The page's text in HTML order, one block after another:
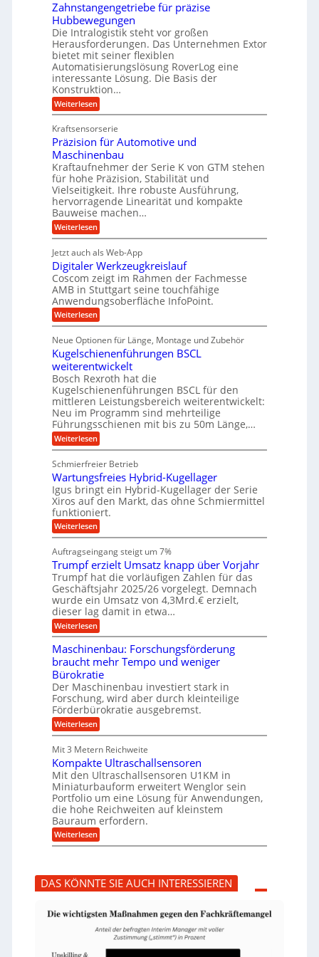
i
m
V
e
r
g
l
e
h
e
K
u
g
e
l
g
e
w
i
n
d
e
t
r
i
e
b
e
f
ü
r
r
a
e
U
m
g
e
b
u
n
g
e
n
r
t
U
m
s
a
t
z
n
d
A
u
f
t
r
a
s
i
n
g
a
n
g
h
r
A
r
b
e
i
t
s
l
o
s
e
,
w
e
n
i
g
e
r
S
t
e
l
e
n
Zahnstangengetriebe für präzise
Hubbewegungen
Die Intralogistik steht vor großen
Herausforderungen. Das Unternehmen Extor
bietet mit seiner flexiblen
Automatisierungslösung RoverLog eine
interessante Lösung. Die Basis der
Konstruktion…
Weiterlesen:
Z
h
n
s
t
a
n
g
e
n
g
e
t
r
i
e
b
e
f
ü
r
r
ä
z
i
s
e
H
u
b
b
e
w
e
g
u
n
g
e
n
Kraftsensorserie
Präzision für Automotive und
Maschinenbau
Kraftaufnehmer der Serie K von GTM stehen
für hohe Präzision, Stabilität und
Vielseitigkeit. Ihre robuste Ausführung,
hervorragende Linearität und kompakte
Bauweise machen…
Weiterlesen:
P
ä
z
i
s
i
o
n
f
r
A
u
t
o
m
o
t
i
v
e
n
d
M
a
s
c
h
i
e
n
b
a
u
Jetzt auch als Web-App
Digitaler Werkzeugkreislauf
Coscom zeigt im Rahmen der Fachmesse
AMB in Stuttgart seine touchfähige
Anwendungsoberfläche InfoPoint.
Weiterlesen:
D
g
i
t
a
l
e
r
W
e
r
k
z
e
u
g
k
r
e
i
s
a
u
f
Neue Optionen für Länge, Montage und Zubehör
Kugelschienenführungen BSCL
weiterentwickelt
Bosch Rexroth hat die
Kugelschienenführungen BSCL für den
mittleren Leistungsbereich weiterentwickelt:
Neu im Programm sind mehrteilige
Führungsschienen mit bis zu 50m Länge,…
Weiterlesen:
K
g
e
l
s
c
h
i
e
e
n
f
ü
h
r
u
n
g
e
B
S
C
L
w
e
i
t
e
e
n
t
w
i
c
k
e
l
Schmierfreier Betrieb
Wartungsfreies Hybrid-Kugellager
Igus bringt ein Hybrid-Kugellager der Serie
Xiros auf den Markt, das ohne Schmiermittel
funktioniert.
Weiterlesen:
W
r
t
u
n
g
s
f
r
e
i
e
s
H
y
b
r
i
d
-
u
g
e
l
l
a
g
e
r
Auftragseingang steigt um 7%
Trumpf erzielt Umsatz knapp über Vorjahr
Trumpf hat die vorläufigen Zahlen für das
Geschäftsjahr 2025/26 vorgelegt. Demnach
wurde ein Umsatz von 4,3Mrd.€ erzielt,
dieser lag damit in etwa…
Weiterlesen:
T
u
m
p
f
e
r
z
i
e
t
U
m
s
a
t
z
k
n
a
ü
b
e
V
r
Maschinenbau: Forschungsförderung
braucht mehr Tempo und weniger
Bürokratie
Der Maschinenbau investiert stark in
Forschung, wird aber durch kleinteilige
Förderbürokratie ausgebremst.
Weiterlesen:
M
s
c
h
i
n
e
n
b
a
u
o
r
s
h
n
Mit 3 Metern Reichweite
Kompakte Ultraschallsensoren
Mit den Ultraschallsensoren U1KM in
Miniaturbauform erweitert Wenglor sein
Portfolio um eine Lösung für Anwendungen,
die hohe Reichweiten auf kleinstem
Bauraum erfordern.
Weiterlesen:
K
p
a
k
e
l
DAS KÖNNTE SIE AUCH INTERESSIEREN